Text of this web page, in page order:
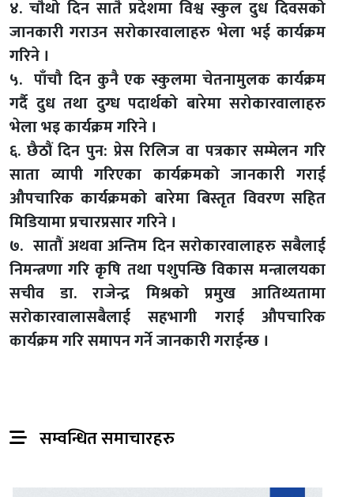
४. चौथो दिन सातै प्रदेशमा विश्व स्कुल दुध दिवसको
जानकारी गराउन सरोकारवालाहरु भेला भई कार्यक्रम
गरिने ।
५. पाँचौ दिन कुनै एक स्कुलमा चेतनामुलक कार्यक्रम
गर्दै दुध तथा दुग्ध पदार्थको बारेमा सरोकारवालाहरु
भेला भइ कार्यक्रम गरिने ।
६. छैठौं दिन पुन: प्रेस रिलिज वा पत्रकार सम्मेलन गरि
साता व्यापी गरिएका कार्यक्रमको जानकारी गराई
औपचारिक कार्यक्रमको बारेमा बिस्तृत विवरण सहित
मिडियामा प्रचारप्रसार गरिने ।
७. सातौं अथवा अन्तिम दिन सरोकारवालाहरु सबैलाई
निमन्त्रणा गरि कृषि तथा पशुपन्छि विकास मन्त्रालयका
सचीव डा. राजेन्द्र मिश्रको प्रमुख आतिथ्यतामा
सरोकारवालासबैलाई सहभागी गराई औपचारिक
कार्यक्रम गरि समापन गर्ने जानकारी गराईन्छ ।
सम्वन्धित समाचारहरु